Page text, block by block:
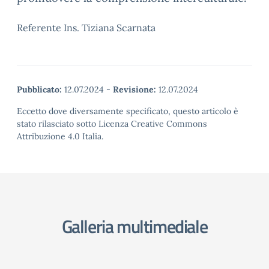
Referente Ins. Tiziana Scarnata
Pubblicato: 12.07.2024 - Revisione: 12.07.2024
Eccetto dove diversamente specificato, questo articolo è
stato rilasciato sotto Licenza Creative Commons
Attribuzione 4.0 Italia.
Galleria multimediale